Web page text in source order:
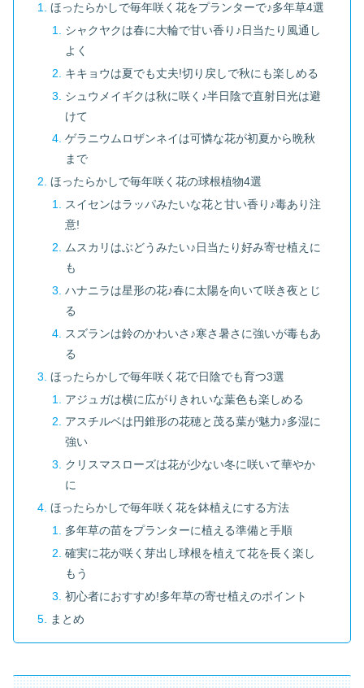
ほったらかしで毎年咲く花をプランターで♪多年草4選
シャクヤクは春に大輪で甘い香り♪日当たり風通し
よく
キキョウは夏でも丈夫!切り戻しで秋にも楽しめる
シュウメイギクは秋に咲く♪半日陰で直射日光は避
けて
ゲラニウムロザンネイは可憐な花が初夏から晩秋
まで
ほったらかしで毎年咲く花の球根植物4選
スイセンはラッパみたいな花と甘い香り♪毒あり注
意!
ムスカリはぶどうみたい♪日当たり好み寄せ植えに
も
ハナニラは星形の花♪春に太陽を向いて咲き夜とじ
る
スズランは鈴のかわいさ♪寒さ暑さに強いが毒もあ
る
ほったらかしで毎年咲く花で日陰でも育つ3選
アジュガは横に広がりきれいな葉色も楽しめる
アスチルベは円錐形の花穂と茂る葉が魅力♪多湿に
強い
クリスマスローズは花が少ない冬に咲いて華やか
に
ほったらかしで毎年咲く花を鉢植えにする方法
多年草の苗をプランターに植える準備と手順
確実に花が咲く芽出し球根を植えて花を長く楽し
もう
初心者におすすめ!多年草の寄せ植えのポイント
まとめ